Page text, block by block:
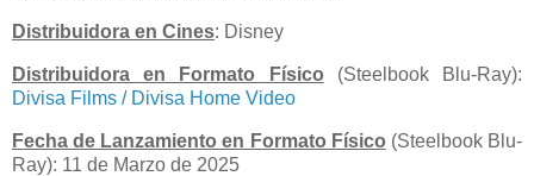
Distribuidora en Cines: Disney
Distribuidora en Formato Físico (Steelbook Blu-Ray):
Divisa Films / Divisa Home Video
Fecha de Lanzamiento en Formato Físico (Steelbook Blu-
Ray): 11 de Marzo de 2025